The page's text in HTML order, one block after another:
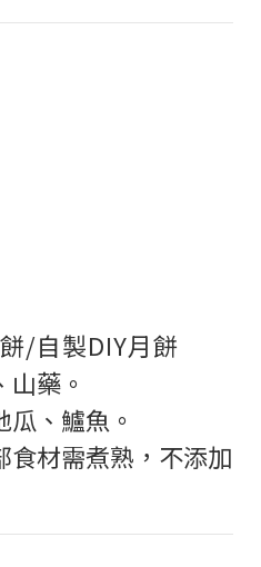
/自製DIY月餅
藥。
瓜、鱸魚。
食材需煮熟，不添加